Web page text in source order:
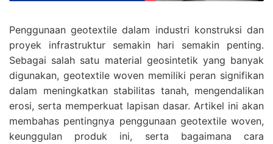
Penggunaan geotextile dalam industri konstruksi dan
proyek infrastruktur semakin hari semakin penting.
Sebagai salah satu material geosintetik yang banyak
digunakan, geotextile woven memiliki peran signifikan
dalam meningkatkan stabilitas tanah, mengendalikan
erosi, serta memperkuat lapisan dasar. Artikel ini akan
membahas pentingnya penggunaan geotextile woven,
keunggulan produk ini, serta bagaimana cara